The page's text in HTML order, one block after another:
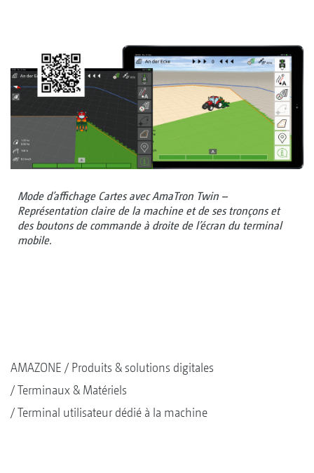
Mode d’affichage Cartes avec AmaTron Twin –
Représentation claire de la machine et de ses tronçons et
des boutons de commande à droite de l’écran du terminal
mobile.
AMAZONE
Produits & solutions digitales
Terminaux & Matériels
Terminal utilisateur dédié à la machine